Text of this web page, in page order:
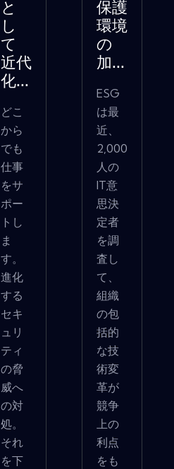
と
し
て
近代
化...
どこ
から
でも
仕事
をサ
ポー
トし
ま
す。
進化
する
セキ
ュリ
ティ
の脅
威へ
の対
処。
それ
を下
保護
環境
の
加...
ESG
は最
近、
2,000
人の
IT意
思決
定者
を調
査し
て、
組織
の包
括的
な技
術変
革が
競争
上の
利点
をも